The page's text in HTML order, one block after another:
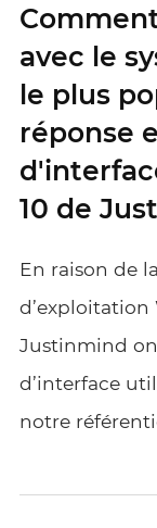
avec le
le plus
réponse
10 de
En raison de
d’exploitation
Justinmind
d’interface
notre